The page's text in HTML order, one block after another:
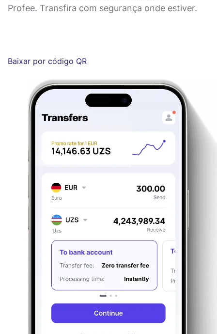
Profee. Transfira com segurança onde estiver.
Baixar por código QR